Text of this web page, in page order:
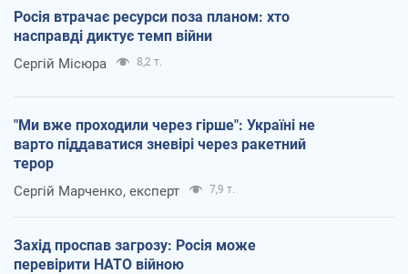
Росія втрачає ресурси поза планом: хто
насправді диктує темп війни
Сергій Місюра 8,2 т.
"Ми вже проходили через гірше": Україні не
варто піддаватися зневірі через ракетний
терор
Сергій Марченко, експерт 7,9 т.
Захід проспав загрозу: Росія може
перевірити НАТО війною